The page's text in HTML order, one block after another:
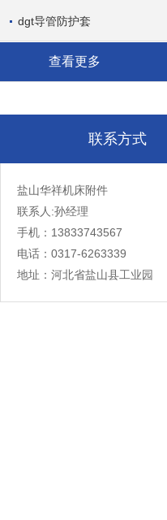
dgt导管防护套
查看更多
联系方式
盐山华祥机床附件
联系人:孙经理
手机：13833743567
电话：0317-6263339
地址：河北省盐山县工业园